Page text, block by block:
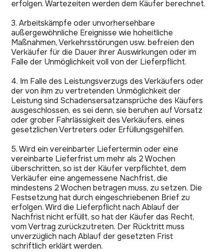
erfolgen. Wartezeiten werden dem Käufer berechnet.
3. Arbeitskämpfe oder unvorhersehbare
außergewöhnliche Ereignisse wie hoheitliche
Maßnahmen, Verkehrsstörungen usw. befreien den
Verkäufer für die Dauer ihrer Auswirkungen oder im
Falle der Unmöglichkeit voll von der Lieferpflicht.
4. Im Falle des Leistungsverzugs des Verkäufers oder
der von ihm zu vertretenden Unmöglichkeit der
Leistung sind Schadensersatzansprüche des Käufers
ausgeschlossen, es sei denn, sie beruhen auf Vorsatz
oder grober Fahrlässigkeit des Verkäufers, eines
gesetzlichen Vertreters oder Erfüllungsgehilfen.
5. Wird ein vereinbarter Liefertermin oder eine
vereinbarte Lieferfrist um mehr als 2 Wochen
überschritten, so ist der Käufer verpflichtet, dem
Verkäufer eine angemessene Nachfrist, die
mindestens 2 Wochen betragen muss, zu setzen. Die
Festsetzung hat durch eingeschriebenen Brief zu
erfolgen. Wird die Lieferpflicht nach Ablauf der
Nachfrist nicht erfüllt, so hat der Käufer das Recht,
vom Vertrag zurückzutreten. Der Rücktritt muss
unverzüglich nach Ablauf der gesetzten Frist
schriftlich erklärt werden.